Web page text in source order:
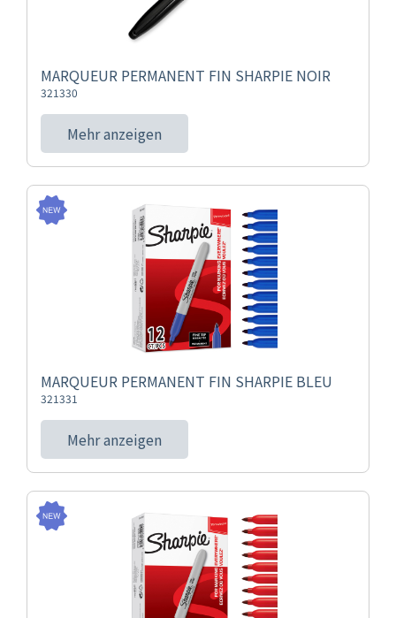
MARQUEUR PERMANENT FIN SHARPIE NOIR
321330
Mehr anzeigen
MARQUEUR PERMANENT FIN SHARPIE BLEU
321331
Mehr anzeigen